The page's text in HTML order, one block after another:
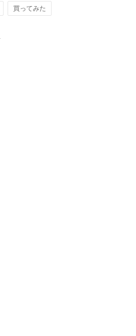
買ってみた